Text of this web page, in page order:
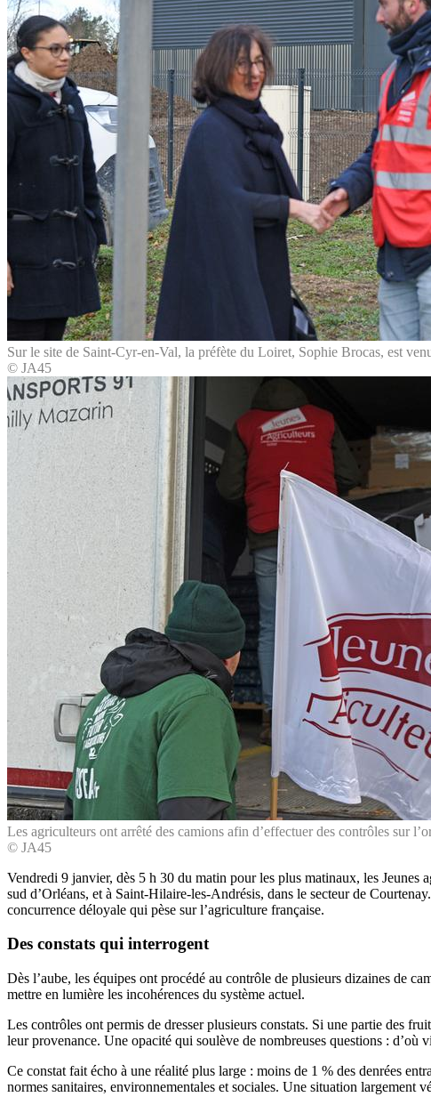
Sur le site de Saint-Cyr-en-Val, la préfète du Loiret, Sophie Brocas, est
© JA45
Les agriculteurs ont arrêté des camions afin d’effectuer des contrôles sur
© JA45
Vendredi 9 janvier, dès 5 h 30 du matin pour les plus matinaux, les
sud d’Orléans, et à Saint-Hilaire-les-Andrésis, dans le secteur de
concurrence déloyale qui pèse sur l’agriculture française.
Des constats qui interrogent
Dès l’aube, les équipes ont procédé au contrôle de plusieurs dizaines de
mettre en lumière les incohérences du système actuel.
Les contrôles ont permis de dresser plusieurs constats. Si une partie des
leur provenance. Une opacité qui soulève de nombreuses questions :
Ce constat fait écho à une réalité plus large : moins de 1 % des denrées
normes sanitaires, environnementales et sociales. Une situation largement